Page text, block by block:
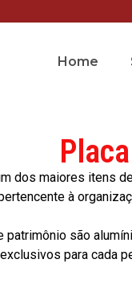
Home
dos maiores itens
à
patrimônio são
para cada